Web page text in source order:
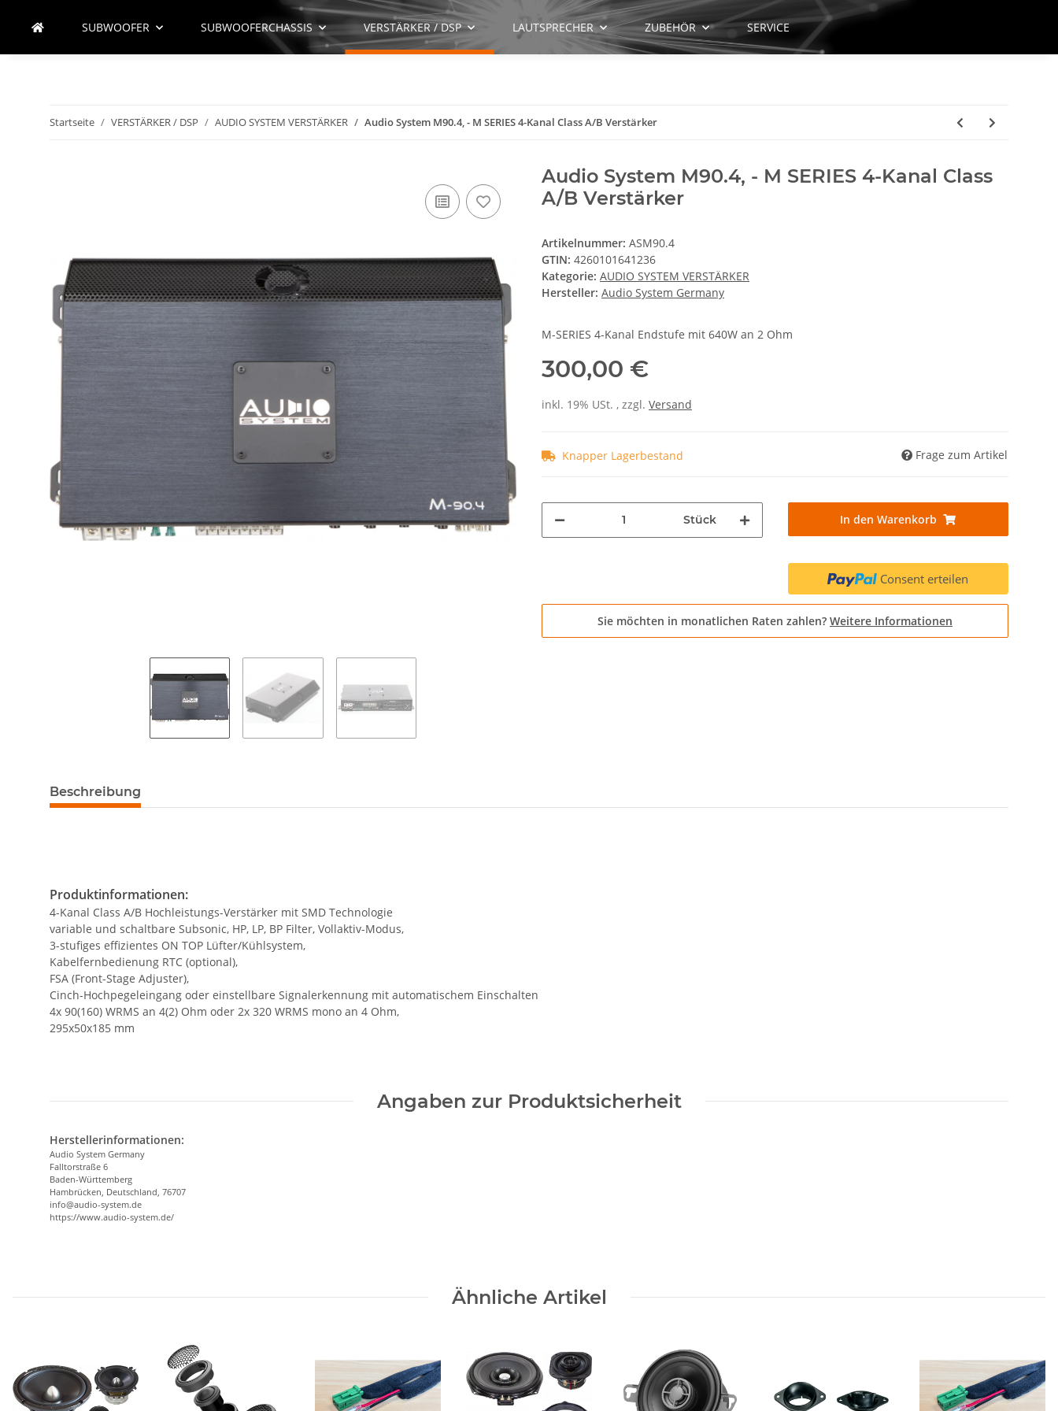
SUBWOOFER SUBWOOFERCHASSIS VERSTÄRKER / DSP LAUTSPRECHER ZUBEHÖR SERVICE
Startseite VERSTÄRKER / DSP AUDIO SYSTEM VERSTÄRKER Audio System M90.4, - M SERIES 4-Kanal Class A/B Verstärker
Audio System M90.4, - M SERIES 4-Kanal Class
A/B Verstärker
Artikelnummer: ASM90.4
GTIN: 4260101641236
Kategorie: AUDIO SYSTEM VERSTÄRKER
Hersteller: Audio System Germany
M-SERIES 4-Kanal Endstufe mit 640W an 2 Ohm
300,00 €
inkl. 19% USt. , zzgl. Versand
Knapper Lagerbestand Frage zum Artikel
Stück In den Warenkorb
Consent erteilen
Sie möchten in monatlichen Raten zahlen? Weitere Informationen
Beschreibung
Produktinformationen:
4-Kanal Class A/B Hochleistungs-Verstärker mit SMD Technologie
variable und schaltbare Subsonic, HP, LP, BP Filter, Vollaktiv-Modus,
3-stufiges effizientes ON TOP Lüfter/Kühlsystem,
Kabelfernbedienung RTC (optional),
FSA (Front-Stage Adjuster),
Cinch-Hochpegeleingang oder einstellbare Signalerkennung mit automatischem Einschalten
4x 90(160) WRMS an 4(2) Ohm oder 2x 320 WRMS mono an 4 Ohm,
295x50x185 mm
Angaben zur Produktsicherheit
Herstellerinformationen:
Audio System Germany
Falltorstraße 6
Baden-Württemberg
Hambrücken, Deutschland, 76707
info@audio-system.de
https://www.audio-system.de/
Ähnliche Artikel